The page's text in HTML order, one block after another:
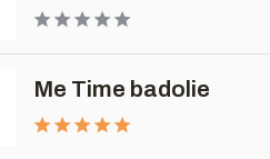
Me Time badolie